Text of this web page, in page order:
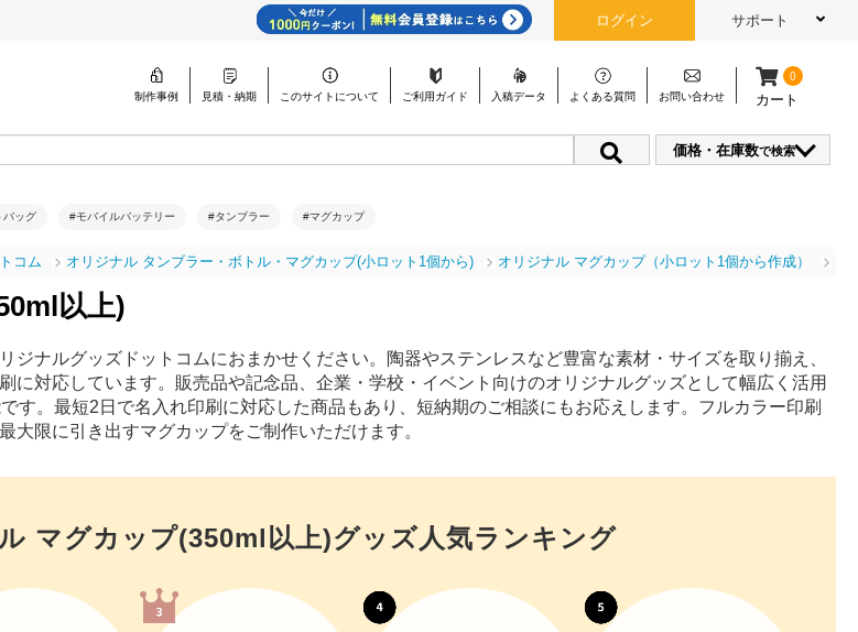
ログイン サポート
制作事例
見積・納期 このサイトについて ご利用ガイド 入稿データ よくある質問 お問い合わせ
0
カート
価格・在庫数で検索
バッグ #モバイルバッテリー #タンブラー #マグカップ
コム オリジナル タンブラー・ボトル・マグカップ(小ロット1個から) オリジナル マグカップ（小ロット1個から作成）
以上)
ジナルグッズドットコムにおまかせください。陶器やステンレスなど豊富な素材・サイズを取り揃え、
に対応しています。販売品や記念品、企業・学校・イベント向けのオリジナルグッズとして幅広く活用
す。最短2日で名入れ印刷に対応した商品もあり、短納期のご相談にもお応えします。フルカラー印刷
大限に引き出すマグカップをご制作いただけます。
マグカップ(350ml以上)グッズ人気ランキング